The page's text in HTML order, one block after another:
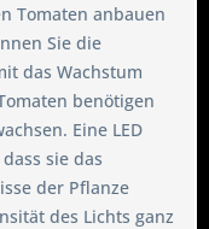
Tomaten anbauen
Sie die
das Wachstum
benötigen
Eine LED
sie das
der Pflanze
des Lichts ganz